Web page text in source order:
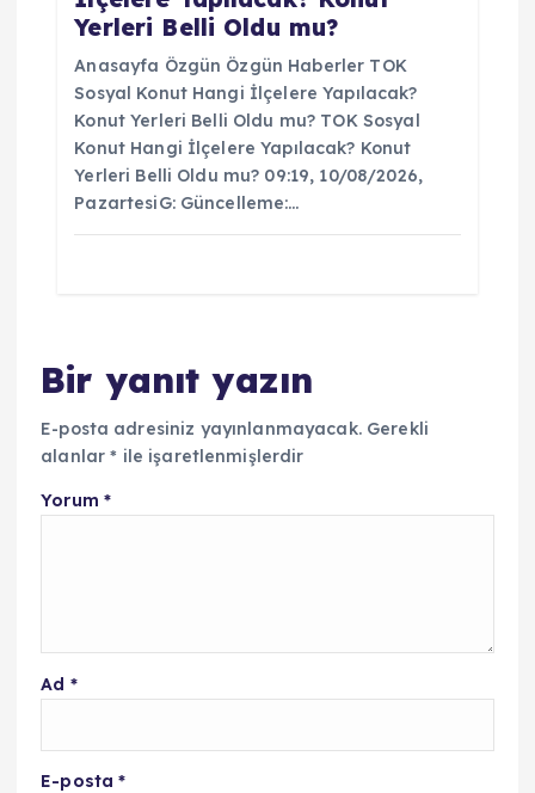
Yerleri Belli Oldu mu?
Anasayfa Özgün Özgün Haberler TOK
Sosyal Konut Hangi İlçelere Yapılacak?
Konut Yerleri Belli Oldu mu? TOK Sosyal
Konut Hangi İlçelere Yapılacak? Konut
Yerleri Belli Oldu mu? 09:19, 10/08/2026,
PazartesiG: Güncelleme:…
Bir yanıt yazın
E-posta adresiniz yayınlanmayacak. Gerekli
alanlar* ile işaretlenmişlerdir
Yorum *
Ad *
E-posta*